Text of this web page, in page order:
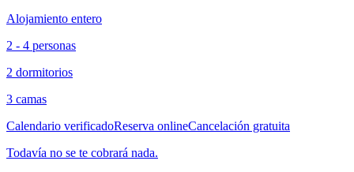
Alojamiento entero
2 - 4 personas
2 dormitorios
3 camas
Calendario verificadoReserva onlineCancelación gratuita
Todavía no se te cobrará nada.